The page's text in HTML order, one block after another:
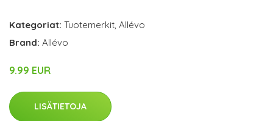
Kategoriat: Tuotemerkit, Allévo
Brand: Allévo
9.99 EUR
LISÄTIETOJA